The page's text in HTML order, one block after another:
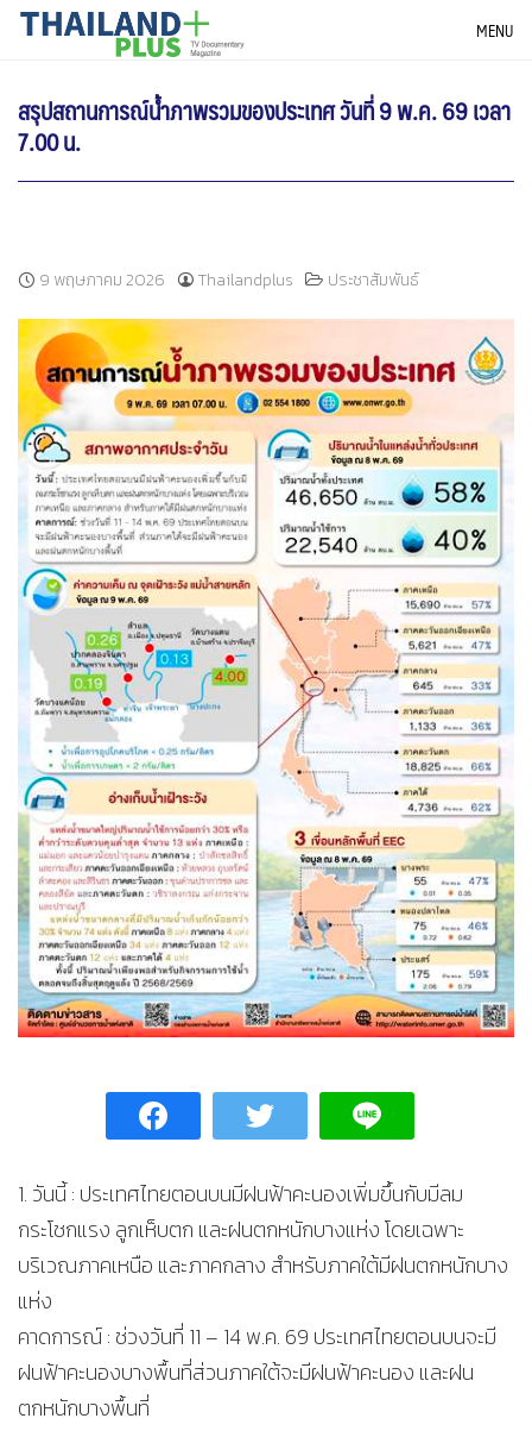
SkipTHAILANDPLUS NEWS MENU
สรุปสถานการณ์น้ำภาพรวมของประเทศ วันที่ 9 พ.ค. 69 เวลา
7.00 น.
9 พฤษภาคม 2026 Thailandplus ประชาสัมพันธ์
1. วันนี้ : ประเทศไทยตอนบนมีฝนฟ้าคะนองเพิ่มขึ้นกับมีลม
กระโชกแรง ลูกเห็บตก และฝนตกหนักบางแห่ง โดยเฉพาะ
บริเวณภาคเหนือ และภาคกลาง สำหรับภาคใต้มีฝนตกหนักบาง
แห่ง
คาดการณ์ : ช่วงวันที่ 11 – 14 พ.ค. 69 ประเทศไทยตอนบนจะมี
ฝนฟ้าคะนองบางพื้นที่ส่วนภาคใต้จะมีฝนฟ้าคะนอง และฝน
ตกหนักบางพื้นที่